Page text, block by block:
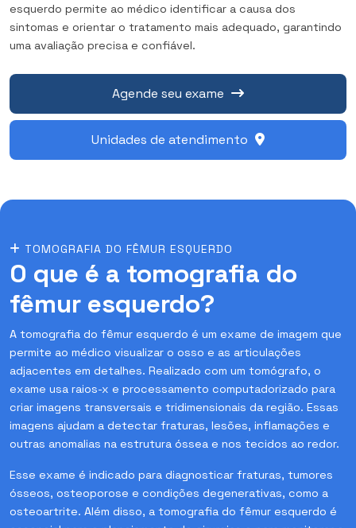
esquerdo permite ao médico identificar a causa dos
sintomas e orientar o tratamento mais adequado, garantindo
uma avaliação precisa e confiável.
Agende seu exame
Unidades de atendimento
TOMOGRAFIA DO FÊMUR ESQUERDO
O que é a tomografia do
fêmur esquerdo?
A tomografia do fêmur esquerdo é um exame de imagem que
permite ao médico visualizar o osso e as articulações
adjacentes em detalhes. Realizado com um tomógrafo, o
exame usa raios-x e processamento computadorizado para
criar imagens transversais e tridimensionais da região. Essas
imagens ajudam a detectar fraturas, lesões, inflamações e
outras anomalias na estrutura óssea e nos tecidos ao redor.
Esse exame é indicado para diagnosticar fraturas, tumores
ósseos, osteoporose e condições degenerativas, como a
osteoartrite. Além disso, a tomografia do fêmur esquerdo é